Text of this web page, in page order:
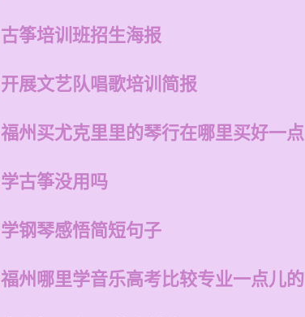
古筝培训班招生海报
开展文艺队唱歌培训简报
福州买尤克里里的琴行在哪里买好一点
学古筝没用吗
学钢琴感悟简短句子
福州哪里学音乐高考比较专业一点儿的